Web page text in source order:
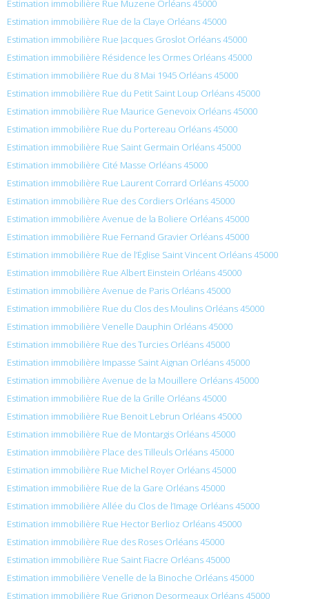
Estimation immobilière Rue Muzene Orléans 45000
Estimation immobilière Rue de la Claye Orléans 45000
Estimation immobilière Rue Jacques Groslot Orléans 45000
Estimation immobilière Résidence les Ormes Orléans 45000
Estimation immobilière Rue du 8 Mai 1945 Orléans 45000
Estimation immobilière Rue du Petit Saint Loup Orléans 45000
Estimation immobilière Rue Maurice Genevoix Orléans 45000
Estimation immobilière Rue du Portereau Orléans 45000
Estimation immobilière Rue Saint Germain Orléans 45000
Estimation immobilière Cité Masse Orléans 45000
Estimation immobilière Rue Laurent Corrard Orléans 45000
Estimation immobilière Rue des Cordiers Orléans 45000
Estimation immobilière Avenue de la Boliere Orléans 45000
Estimation immobilière Rue Fernand Gravier Orléans 45000
Estimation immobilière Rue de l’Église Saint Vincent Orléans 45000
Estimation immobilière Rue Albert Einstein Orléans 45000
Estimation immobilière Avenue de Paris Orléans 45000
Estimation immobilière Rue du Clos des Moulins Orléans 45000
Estimation immobilière Venelle Dauphin Orléans 45000
Estimation immobilière Rue des Turcies Orléans 45000
Estimation immobilière Impasse Saint Aignan Orléans 45000
Estimation immobilière Avenue de la Mouillere Orléans 45000
Estimation immobilière Rue de la Grille Orléans 45000
Estimation immobilière Rue Benoit Lebrun Orléans 45000
Estimation immobilière Rue de Montargis Orléans 45000
Estimation immobilière Place des Tilleuls Orléans 45000
Estimation immobilière Rue Michel Royer Orléans 45000
Estimation immobilière Rue de la Gare Orléans 45000
Estimation immobilière Allée du Clos de l’Image Orléans 45000
Estimation immobilière Rue Hector Berlioz Orléans 45000
Estimation immobilière Rue des Roses Orléans 45000
Estimation immobilière Rue Saint Fiacre Orléans 45000
Estimation immobilière Venelle de la Binoche Orléans 45000
Estimation immobilière Rue Grignon Desormeaux Orléans 45000